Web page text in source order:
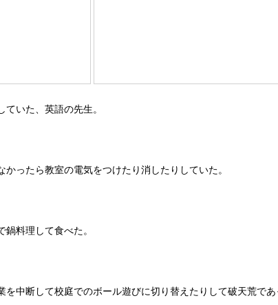
いた、英語の先生。
ったら教室の電気をつけたり消したりしていた。
料理して食べた。
中断して校庭でのボール遊びに切り替えたりして破天荒で